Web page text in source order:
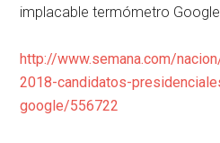
implacable termómetro
http://www.semana.com/
2018-candidatos-
google/556722